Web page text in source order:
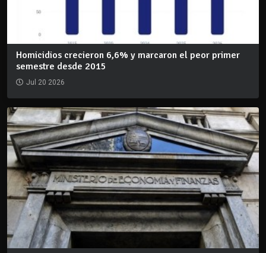
Homicidios crecieron 6,6% y marcaron el peor primer
semestre desde 2015
Jul 20 2026